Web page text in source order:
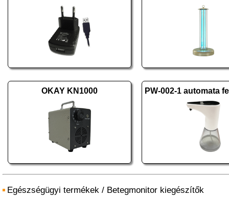
OKAY KN1000
Egészségügyi termékek / Betegmonitor kiegészítők